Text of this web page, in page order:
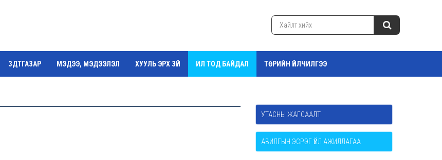
ЗДТГАЗАР МЭДЭЭ, МЭДЭЭЛЭЛ ХУУЛЬ ЭРХ ЗҮЙ ИЛ ТОД БАЙДАЛ ТӨРИЙН ҮЙЛЧИЛГЭЭ
УТАСНЫ ЖАГСААЛТ
АВИЛГЫН ЭСРЭГ ҮЙЛ АЖИЛЛАГАА